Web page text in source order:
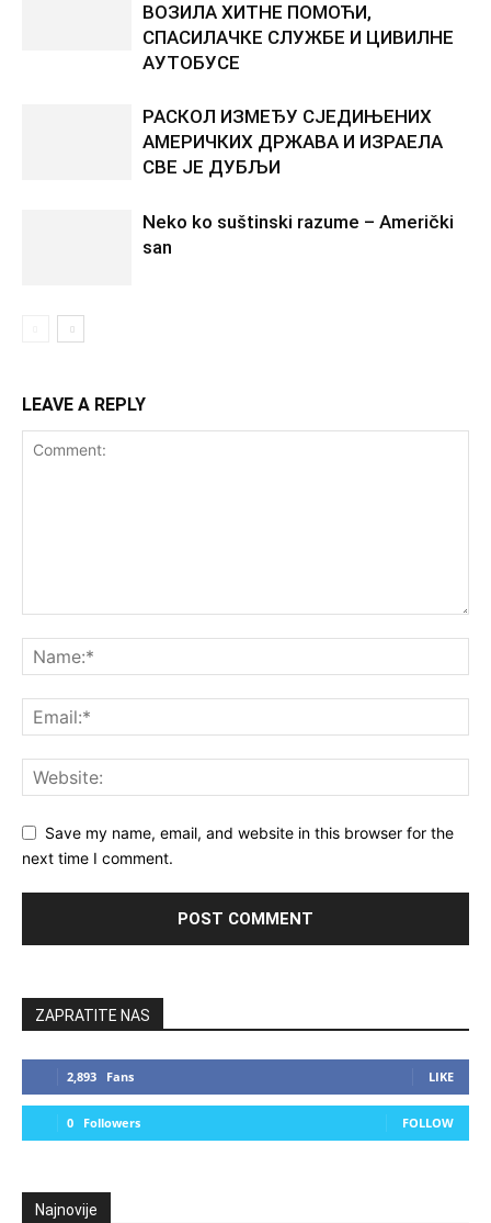
ВОЗИЛА ХИТНЕ ПОМОЋИ,
СПАСИЛАЧКЕ СЛУЖБЕ И ЦИВИЛНЕ
АУТОБУСЕ
РАСКОЛ ИЗМЕЂУ СЈЕДИЊЕНИХ
АМЕРИЧКИХ ДРЖАВА И ИЗРАЕЛА
СВЕ ЈЕ ДУБЉИ
Neko ko suštinski razume – Američki
san
LEAVE A REPLY
Save my name, email, and website in this browser for the
next time I comment.
ZAPRATITE NAS
2,893 Fans LIKE
0 Followers FOLLOW
Najnovije